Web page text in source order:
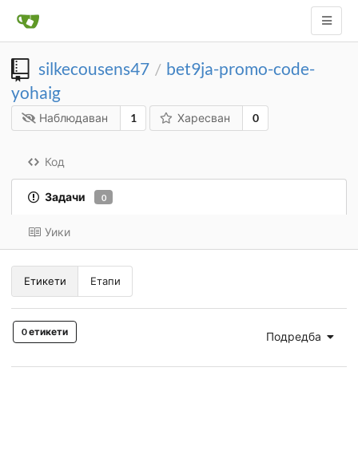
silkecousens47 / bet9ja-promo-code-
yohaig
Наблюдаван 1 Харесван 0
Код
Задачи 0
Уики
Етикети Етапи
Подредба
0 етикети